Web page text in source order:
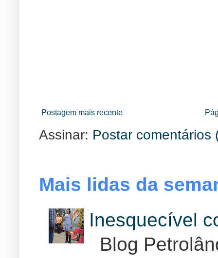
Postagem mais recente
Assinar: Postar comentários
Mais lidas da
Inesquecível
Blog